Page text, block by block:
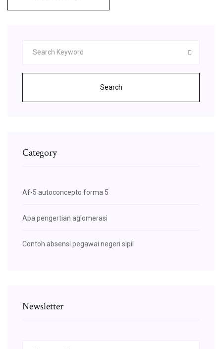
Search
Category
Af-5 autoconcepto forma 5
Apa pengertian aglomerasi
Contoh absensi pegawai negeri sipil
Newsletter